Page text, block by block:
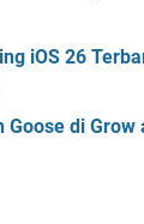
iOS 26
Goose di Grow